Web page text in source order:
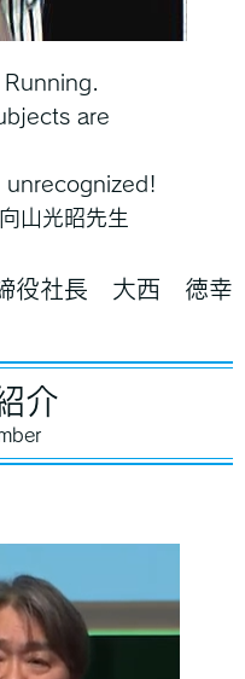
are
unrecognized!
先生
役社長 大西 徳幸
介